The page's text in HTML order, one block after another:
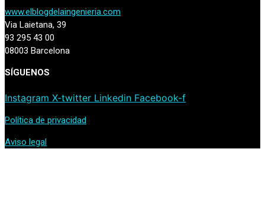
www.elblogdelaingenieria.com
Via Laietana, 39
93 295 43 00
08003 Barcelona
SÍGUENOS
Instagram X-twitter Linkedin Facebook-f
Política de privacidad
Aviso legal